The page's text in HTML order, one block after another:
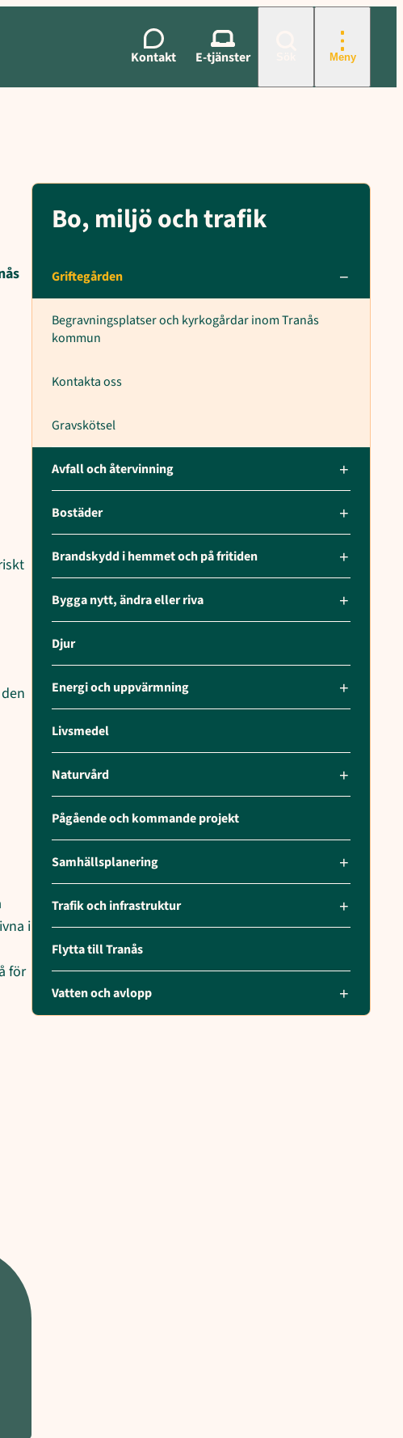
Kontakt E-tjänster Meny
i
för
Bo, miljö och trafik
Griftegården
Begravningsplatser och kyrkogårdar inom Tranås
kommun
Kontakta oss
Gravskötsel
Avfall och återvinning
Bostäder
Brandskydd i hemmet och på fritiden
Bygga nytt, ändra eller riva
Djur
Energi och uppvärmning
Livsmedel
Naturvård
Pågående och kommande projekt
Samhällsplanering
Trafik och infrastruktur
Flytta till Tranås
Vatten och avlopp